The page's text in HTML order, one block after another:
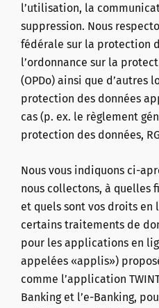
l’utilisation, la
suppression. Nous
fédérale sur la protection
l’ordonnance sur la
(OPDo) ainsi que d’autres
protection des données
cas (p. ex. le règlement
protection des données,
Nous vous indiquons ci-
nous collectons, à quelles
et quels sont vos droits en
certains traitements de
pour les applications en
appelées «applis»)
comme l’application
Banking et l’e-Banking,